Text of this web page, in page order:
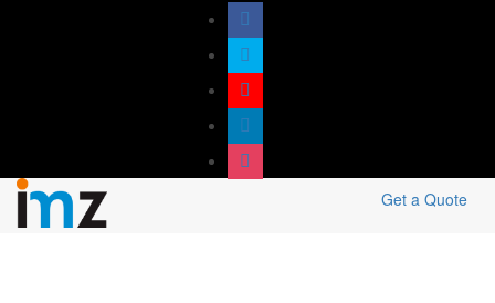
Get a Quote